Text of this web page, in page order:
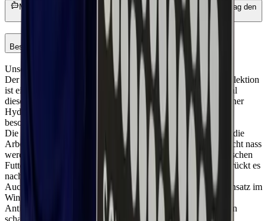
Möchtest du wissen, ob dieser Schuh für dich geeignet ist? Frag den
KI-Berater.
Beschreibung
Unser meistverkauftes Sicherheitsstiefel!
Der Sixton Peak Montana S3 CI 23L aus der Endurance-Kollektion
ist ein robuster, bequemer Sicherheitsstiefel. Das Obermaterial
dieses
Modells besteht aus gefettetem Nubukleder, das mit einer
Hydrotech PU-Beschichtung behandelt wurde, um Wasser
besonders gut abzuweisen.
Die Innenseite des Stiefels hat ein Futter aus Wolle, ideal für die
Arbeit bei kalten Wetterbedingungen. Dies kann praktisch nicht nass
werden dank des HDry (früher OutDry) Membrans, das zwischen
Futter und Außenseite platziert ist! Dies stoppt Wasser und drückt es
nach außen. So wird der Tragekomfort garantiert!
Auch die Dual Insulation Einlegesohle ist speziell für den Einsatz im
Winter gefertigt und hält den Fuß warm und trocken. Eine
Antiperforationszwischensohle verhindert das Eindringen von